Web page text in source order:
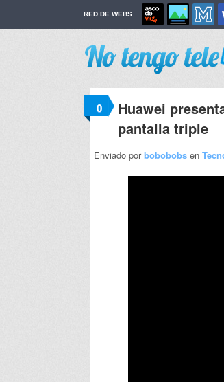
RED DE WEBS
0
Huawei
pantalla triple
Enviado porbobobobs en